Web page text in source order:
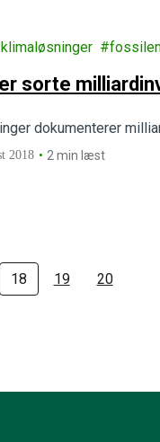
klimaløsninger
sorte
dokumenterer
2018 2 min læst
18 19 20